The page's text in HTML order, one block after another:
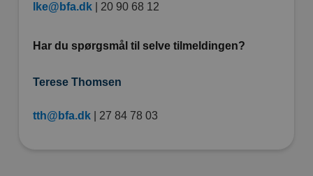
lke@bfa.dk | 20 90 68 12
Har du spørgsmål til selve tilmeldingen?
Terese Thomsen
tth@bfa.dk | 27 84 78 03